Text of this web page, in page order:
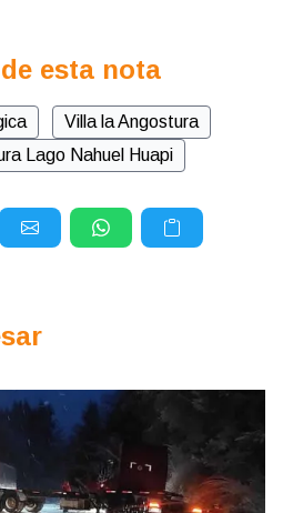
esta nota
Villa la Angostura
Lago Nahuel Huapi